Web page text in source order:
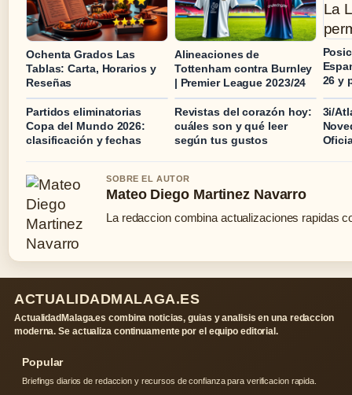
Ochenta Grados Las
Tablas: Carta, Horarios y
Reseñas
Alineaciones de
Tottenham contra Burnley
| Premier League 2023/24
26 y
Partidos eliminatorias
Copa del Mundo 2026:
clasificación y fechas
Revistas del corazón hoy:
cuáles son y qué leer
según tus gustos
3i/
SOBRE EL AUTOR
Mateo Diego Martinez Navarro
La redaccion combina actualizaciones rapidas
ACTUALIDADMALAGA.ES
ActualidadMalaga.es combina noticias, guias y analisis en una redaccion
moderna. Se actualiza continuamente por el equipo editorial.
Popular
Briefings diarios de redaccion y recursos de confianza para verificacion rapida.